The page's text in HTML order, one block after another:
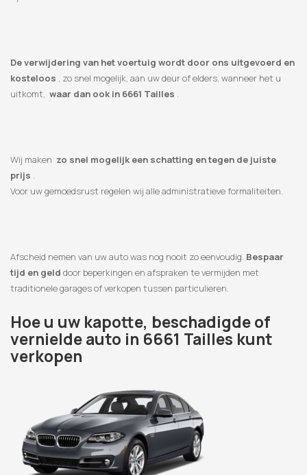
De verwijdering van het voertuig wordt door ons uitgevoerd en
kosteloos , zo snel mogelijk, aan uw deur of elders, wanneer het u
uitkomt, waar dan ook in 6661 Tailles .
Wij maken zo snel mogelijk een schatting en tegen de juiste
prijs .
Voor uw gemoedsrust regelen wij alle administratieve formaliteiten.
Afscheid nemen van uw auto was nog nooit zo eenvoudig. Bespaar
tijd en geld door beperkingen en afspraken te vermijden met
traditionele garages of verkopen tussen particulieren.
Hoe u uw kapotte, beschadigde of
vernielde auto in 6661 Tailles kunt
verkopen